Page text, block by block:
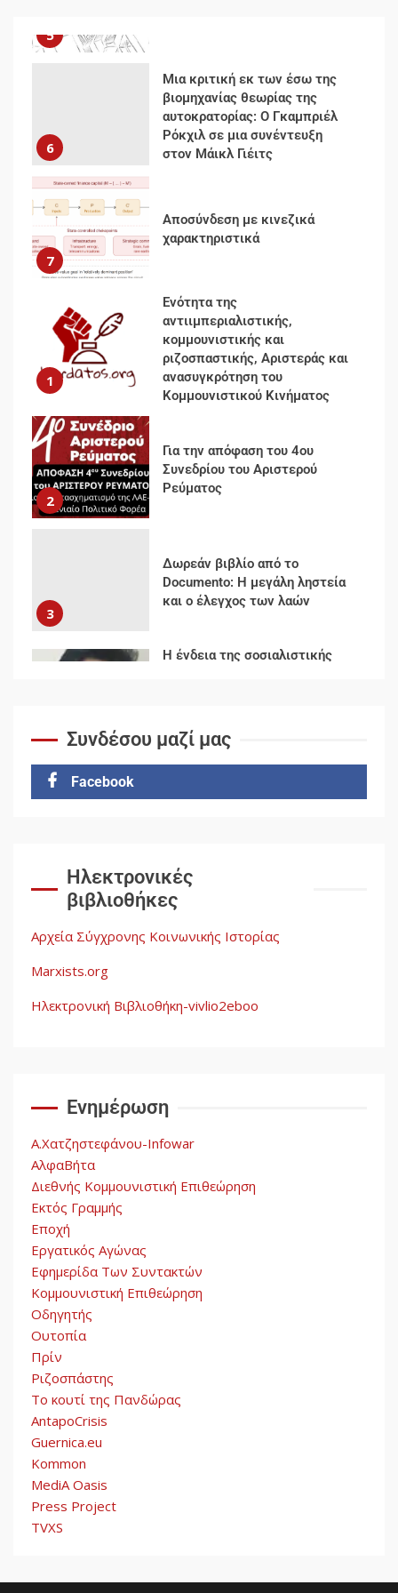
5
6
Μια κριτική εκ των έσω της
βιομηχανίας θεωρίας της
αυτοκρατορίας: Ο Γκαμπριέλ
Ρόκχιλ σε μια συνέντευξη
στον Μάικλ Γιέιτς
7
Αποσύνδεση με κινεζικά
χαρακτηριστικά
1
Ενότητα της
αντιιμπεριαλιστικής,
κομμουνιστικής και
ριζοσπαστικής, Αριστεράς και
ανασυγκρότηση του
Κομμουνιστικού Κινήματος
2
Για την απόφαση του 4ου
Συνεδρίου του Αριστερού
Ρεύματος
3
Δωρεάν βιβλίο από το
Documento: Η μεγάλη ληστεία
και ο έλεγχος των λαών
Η ένδεια της σοσιαλιστικής
του Σοσιαλισμού στον
Παγκόσμιο Νότο
Συνδέσου μαζί μας
Facebook
Ηλεκτρονικές
βιβλιοθήκες
Αρχεία Σύγχρονης Κοινωνικής Ιστορίας
Marxists.org
Ηλεκτρονική Βιβλιοθήκη-vivlio2eboo
Ενημέρωση
Α.Χατζηστεφάνου-Infowar
ΑλφαΒήτα
Διεθνής Κομμουνιστική Επιθεώρηση
Εκτός Γραμμής
Εποχή
Εργατικός Αγώνας
Εφημερίδα Των Συντακτών
Κομμουνιστική Επιθεώρηση
Οδηγητής
Ουτοπία
Πρίν
Ριζοσπάστης
Το κουτί της Πανδώρας
AntapoCrisis
Guernica.eu
Kommon
MediA Oasis
Press Project
TVXS